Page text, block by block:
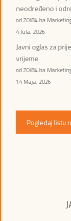
neodređeno i
od ZOI84.ba
4 Jula, 2026
Javni oglas za
vrijeme
od ZOI84.ba
14 Maja, 2026
Pogledaj listu